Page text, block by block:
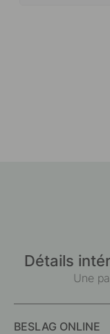
Détails
Une
BESLAG ONLINE